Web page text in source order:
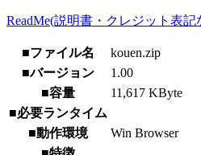
ReadMe(説明書・クレジット表記
■ファイル名
kouen.zip
■バージョン
1.00
■容量
11,617 KByte
■必要ランタイム
■動作環境
Win Browser